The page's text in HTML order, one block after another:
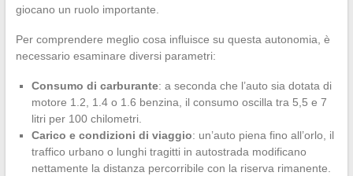
giocano un ruolo importante.
Per comprendere meglio cosa influisce su questa autonomia, è
necessario esaminare diversi parametri:
Consumo di carburante: a seconda che l’auto sia dotata di
motore 1.2, 1.4 o 1.6 benzina, il consumo oscilla tra 5,5 e 7
litri per 100 chilometri.
Carico e condizioni di viaggio: un’auto piena fino all’orlo, il
traffico urbano o lunghi tragitti in autostrada modificano
nettamente la distanza percorribile con la riserva rimanente.